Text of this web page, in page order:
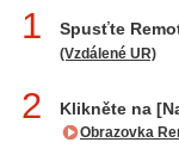
1 Spusťte
(Vzdálené UR)
2 Klikněte na
Obrazovka